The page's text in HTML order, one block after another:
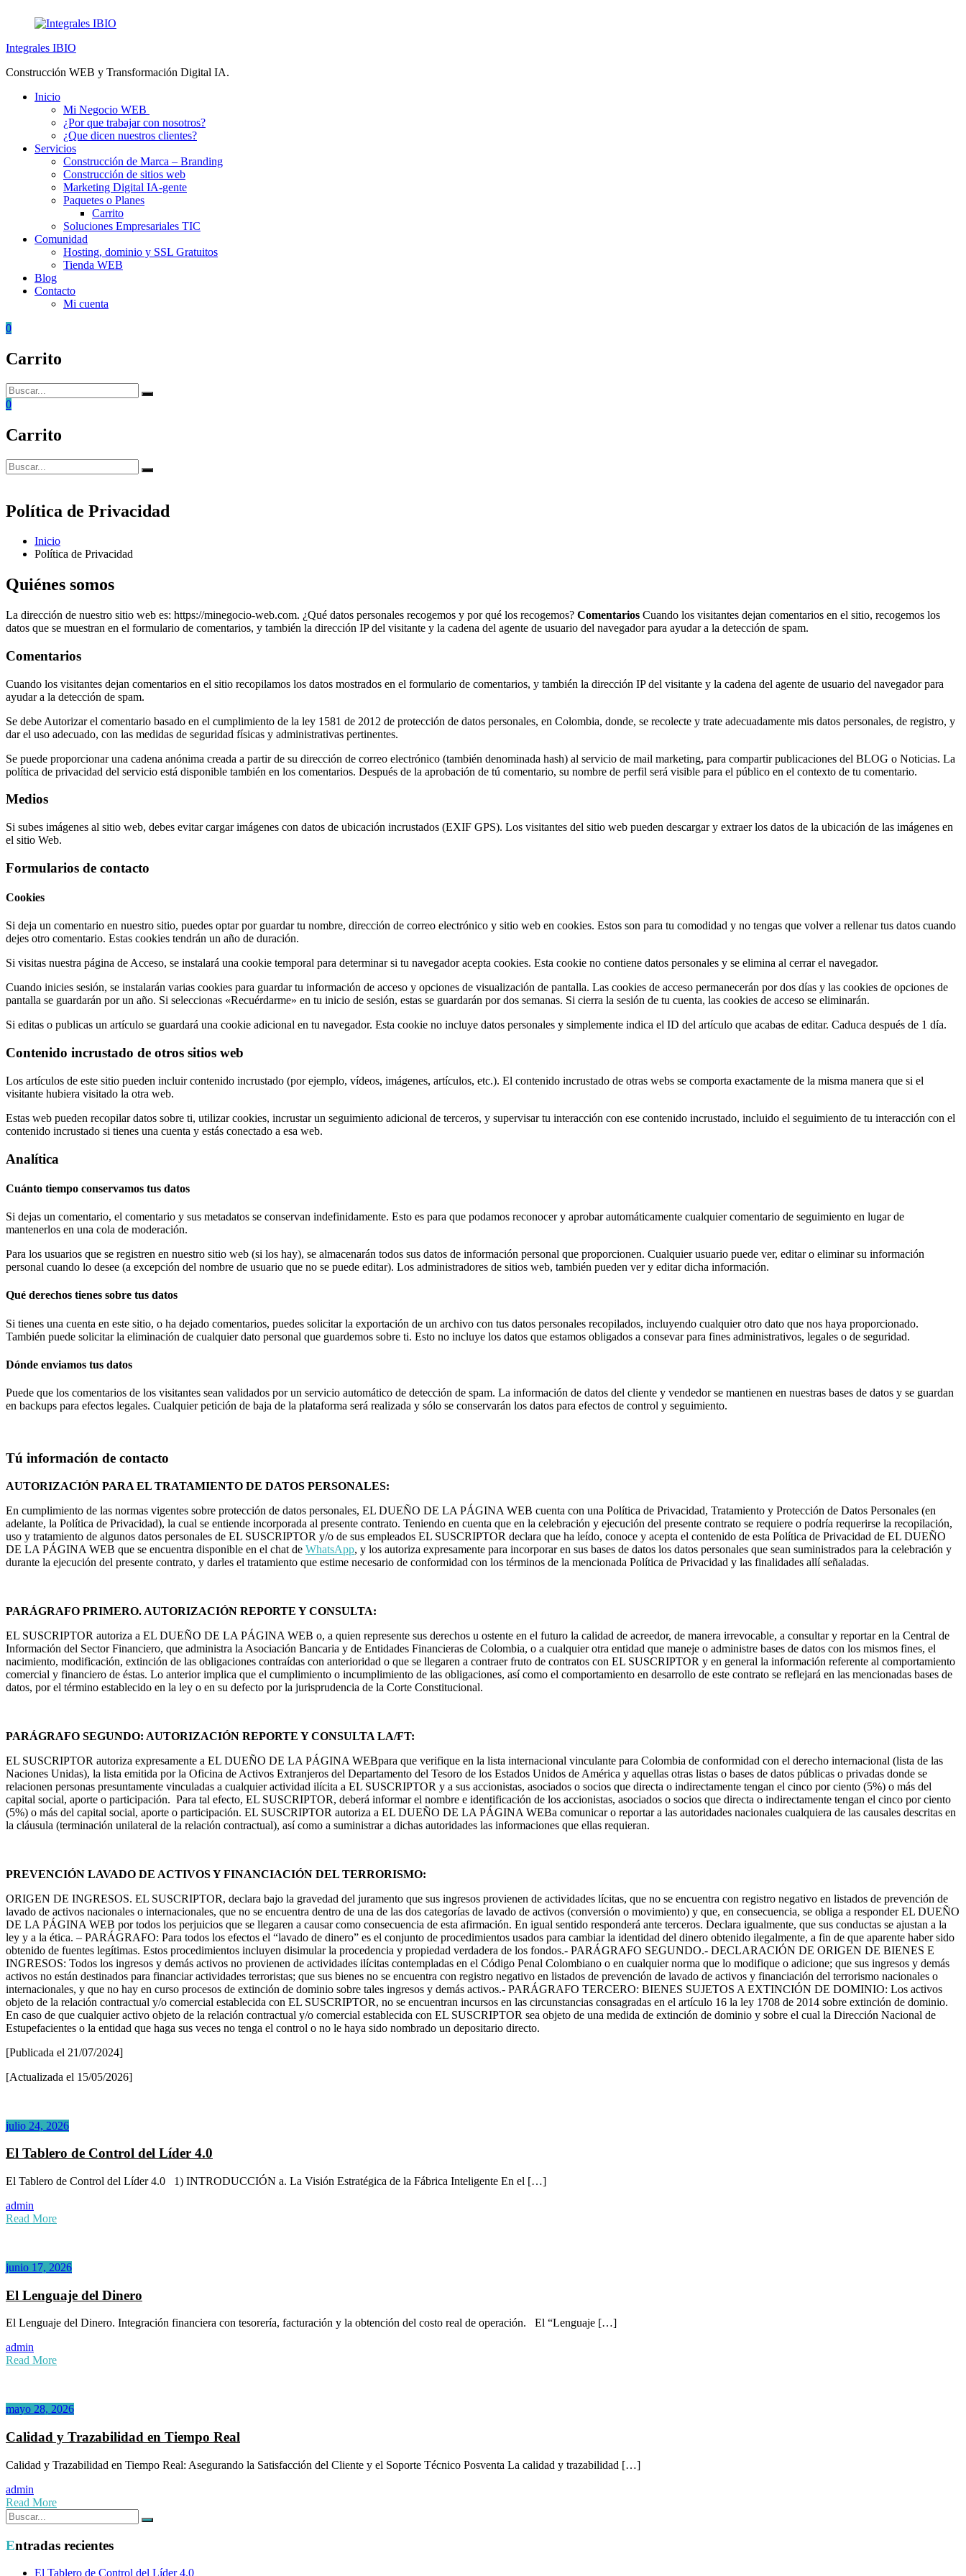
Integrales IBIO
Construcción WEB y Transformación Digital IA.
Inicio
Mi Negocio WEB
¿Por que trabajar con nosotros?
¿Que dicen nuestros clientes?
Servicios
Construcción de Marca – Branding
Construcción de sitios web
Marketing Digital IA-gente
Paquetes o Planes
Carrito
Soluciones Empresariales TIC
Comunidad
Hosting, dominio y SSL Gratuitos
Tienda WEB
Blog
Contacto
Mi cuenta
0
Carrito
Buscar:
Buscar
0
Carrito
Buscar:
Buscar
Política de Privacidad
Inicio
Política de Privacidad
Quiénes somos
La dirección de nuestro sitio web es: https://minegocio-web.com. ¿Qué datos personales recogemos y por qué los recogemos? Comentarios Cuando los visitantes dejan comentarios en el sitio, recogemos los
datos que se muestran en el formulario de comentarios, y también la dirección IP del visitante y la cadena del agente de usuario del navegador para ayudar a la detección de spam.
Comentarios
Cuando los visitantes dejan comentarios en el sitio recopilamos los datos mostrados en el formulario de comentarios, y también la dirección IP del visitante y la cadena del agente de usuario del navegador para
ayudar a la detección de spam.
Se debe Autorizar el comentario basado en el cumplimiento de la ley 1581 de 2012 de protección de datos personales, en Colombia, donde, se recolecte y trate adecuadamente mis datos personales, de registro, y
dar el uso adecuado, con las medidas de seguridad fí­sicas y administrativas pertinentes.
Se puede proporcionar una cadena anónima creada a partir de su dirección de correo electrónico (también denominada hash) al servicio de mail marketing, para compartir publicaciones del BLOG o Noticias. La
política de privacidad del servicio está disponible también en los comentarios. Después de la aprobación de tú comentario, su nombre de perfil será visible para el público en el contexto de tu comentario.
Medios
Si subes imágenes al sitio web, debes evitar cargar imágenes con datos de ubicación incrustados (EXIF GPS). Los visitantes del sitio web pueden descargar y extraer los datos de la ubicación de las imágenes en
el sitio Web.
Formularios de contacto
Cookies
Si deja un comentario en nuestro sitio, puedes optar por guardar tu nombre, dirección de correo electrónico y sitio web en cookies. Estos son para tu comodidad y no tengas que volver a rellenar tus datos cuando
dejes otro comentario. Estas cookies tendrán un año de duración.
Si visitas nuestra página de Acceso, se instalará una cookie temporal para determinar si tu navegador acepta cookies. Esta cookie no contiene datos personales y se elimina al cerrar el navegador.
Cuando inicies sesión, se instalarán varias cookies para guardar tu información de acceso y opciones de visualización de pantalla. Las cookies de acceso permanecerán por dos días y las cookies de opciones de
pantalla se guardarán por un año. Si seleccionas «Recuérdarme» en tu inicio de sesión, estas se guardarán por dos semanas. Si cierra la sesión de tu cuenta, las cookies de acceso se eliminarán.
Si editas o publicas un artículo se guardará una cookie adicional en tu navegador. Esta cookie no incluye datos personales y simplemente indica el ID del artículo que acabas de editar. Caduca después de 1 día.
Contenido incrustado de otros sitios web
Los artículos de este sitio pueden incluir contenido incrustado (por ejemplo, vídeos, imágenes, artículos, etc.). El contenido incrustado de otras webs se comporta exactamente de la misma manera que si el
visitante hubiera visitado la otra web.
Estas web pueden recopilar datos sobre ti, utilizar cookies, incrustar un seguimiento adicional de terceros, y supervisar tu interacción con ese contenido incrustado, incluido el seguimiento de tu interacción con el
contenido incrustado si tienes una cuenta y estás conectado a esa web.
Analítica
Cuánto tiempo conservamos tus datos
Si dejas un comentario, el comentario y sus metadatos se conservan indefinidamente. Esto es para que podamos reconocer y aprobar automáticamente cualquier comentario de seguimiento en lugar de
mantenerlos en una cola de moderación.
Para los usuarios que se registren en nuestro sitio web (si los hay), se almacenarán todos sus datos de información personal que proporcionen. Cualquier usuario puede ver, editar o eliminar su información
personal cuando lo desee (a excepción del nombre de usuario que no se puede editar). Los administradores de sitios web, también pueden ver y editar dicha información.
Qué derechos tienes sobre tus datos
Si tienes una cuenta en este sitio, o ha dejado comentarios, puedes solicitar la exportación de un archivo con tus datos personales recopilados, incluyendo cualquier otro dato que nos haya proporcionado.
También puede solicitar la eliminación de cualquier dato personal que guardemos sobre ti. Esto no incluye los datos que estamos obligados a consevar para fines administrativos, legales o de seguridad.
Dónde enviamos tus datos
Puede que los comentarios de los visitantes sean validados por un servicio automático de detección de spam. La información de datos del cliente y vendedor se mantienen en nuestras bases de datos y se guardan
en backups para efectos legales. Cualquier petición de baja de la plataforma será realizada y sólo se conservarán los datos para efectos de control y seguimiento.
Tú información de contacto
AUTORIZACIÓN PARA EL TRATAMIENTO DE DATOS PERSONALES:
En cumplimiento de las normas vigentes sobre protección de datos personales, EL DUEÑO DE LA PÁGINA WEB cuenta con una Política de Privacidad, Tratamiento y Protección de Datos Personales (en
adelante, la Política de Privacidad), la cual se entiende incorporada al presente contrato. Teniendo en cuenta que en la celebración y ejecución del presente contrato se requiere o podría requerirse la recopilación,
uso y tratamiento de algunos datos personales de EL SUSCRIPTOR y/o de sus empleados EL SUSCRIPTOR declara que ha leído, conoce y acepta el contenido de esta Política de Privacidad de EL DUEÑO
DE LA PÁGINA WEB que se encuentra disponible en el chat de WhatsApp, y los autoriza expresamente para incorporar en sus bases de datos los datos personales que sean suministrados para la celebración y
durante la ejecución del presente contrato, y darles el tratamiento que estime necesario de conformidad con los términos de la mencionada Política de Privacidad y las finalidades allí señaladas.
PARÁGRAFO PRIMERO. AUTORIZACIÓN REPORTE Y CONSULTA:
EL SUSCRIPTOR autoriza a EL DUEÑO DE LA PÁGINA WEB o, a quien represente sus derechos u ostente en el futuro la calidad de acreedor, de manera irrevocable, a consultar y reportar en la Central de
Información del Sector Financiero, que administra la Asociación Bancaria y de Entidades Financieras de Colombia, o a cualquier otra entidad que maneje o administre bases de datos con los mismos fines, el
nacimiento, modificación, extinción de las obligaciones contraídas con anterioridad o que se llegaren a contraer fruto de contratos con EL SUSCRIPTOR y en general la información referente al comportamiento
comercial y financiero de éstas. Lo anterior implica que el cumplimiento o incumplimiento de las obligaciones, así como el comportamiento en desarrollo de este contrato se reflejará en las mencionadas bases de
datos, por el término establecido en la ley o en su defecto por la jurisprudencia de la Corte Constitucional.
PARÁGRAFO SEGUNDO: AUTORIZACIÓN REPORTE Y CONSULTA LA/FT:
EL SUSCRIPTOR autoriza expresamente a EL DUEÑO DE LA PÁGINA WEBpara que verifique en la lista internacional vinculante para Colombia de conformidad con el derecho internacional (lista de las
Naciones Unidas), la lista emitida por la Oficina de Activos Extranjeros del Departamento del Tesoro de los Estados Unidos de América y aquellas otras listas o bases de datos públicas o privadas donde se
relacionen personas presuntamente vinculadas a cualquier actividad ilícita a EL SUSCRIPTOR y a sus accionistas, asociados o socios que directa o indirectamente tengan el cinco por ciento (5%) o más del
capital social, aporte o participación. Para tal efecto, EL SUSCRIPTOR, deberá informar el nombre e identificación de los accionistas, asociados o socios que directa o indirectamente tengan el cinco por ciento
(5%) o más del capital social, aporte o participación. EL SUSCRIPTOR autoriza a EL DUEÑO DE LA PÁGINA WEBa comunicar o reportar a las autoridades nacionales cualquiera de las causales descritas en
la cláusula (terminación unilateral de la relación contractual), así como a suministrar a dichas autoridades las informaciones que ellas requieran.
PREVENCIÓN LAVADO DE ACTIVOS Y FINANCIACIÓN DEL TERRORISMO:
ORIGEN DE INGRESOS. EL SUSCRIPTOR, declara bajo la gravedad del juramento que sus ingresos provienen de actividades lícitas, que no se encuentra con registro negativo en listados de prevención de
lavado de activos nacionales o internacionales, que no se encuentra dentro de una de las dos categorías de lavado de activos (conversión o movimiento) y que, en consecuencia, se obliga a responder EL DUEÑO
DE LA PÁGINA WEB por todos los perjuicios que se llegaren a causar como consecuencia de esta afirmación. En igual sentido responderá ante terceros. Declara igualmente, que sus conductas se ajustan a la
ley y a la ética. – PARÁGRAFO: Para todos los efectos el “lavado de dinero” es el conjunto de procedimientos usados para cambiar la identidad del dinero obtenido ilegalmente, a fin de que aparente haber sido
obtenido de fuentes legítimas. Estos procedimientos incluyen disimular la procedencia y propiedad verdadera de los fondos.- PARÁGRAFO SEGUNDO.- DECLARACIÓN DE ORIGEN DE BIENES E
INGRESOS: Todos los ingresos y demás activos no provienen de actividades ilícitas contempladas en el Código Penal Colombiano o en cualquier norma que lo modifique o adicione; que sus ingresos y demás
activos no están destinados para financiar actividades terroristas; que sus bienes no se encuentra con registro negativo en listados de prevención de lavado de activos y financiación del terrorismo nacionales o
internacionales, y que no hay en curso procesos de extinción de dominio sobre tales ingresos y demás activos.- PARÁGRAFO TERCERO: BIENES SUJETOS A EXTINCIÓN DE DOMINIO: Los activos
objeto de la relación contractual y/o comercial establecida con EL SUSCRIPTOR, no se encuentran incursos en las circunstancias consagradas en el artículo 16 la ley 1708 de 2014 sobre extinción de dominio.
En caso de que cualquier activo objeto de la relación contractual y/o comercial establecida con EL SUSCRIPTOR sea objeto de una medida de extinción de dominio y sobre el cual la Dirección Nacional de
Estupefacientes o la entidad que haga sus veces no tenga el control o no le haya sido nombrado un depositario directo.
[Publicada el 21/07/2024]
[Actualizada el 15/05/2026]
julio 24, 2026
El Tablero de Control del Líder 4.0
El Tablero de Control del Líder 4.0 1) INTRODUCCIÓN a. La Visión Estratégica de la Fábrica Inteligente En el […]
admin
Read More
junio 17, 2026
El Lenguaje del Dinero
El Lenguaje del Dinero. Integración financiera con tesorería, facturación y la obtención del costo real de operación. El “Lenguaje […]
admin
Read More
mayo 28, 2026
Calidad y Trazabilidad en Tiempo Real
Calidad y Trazabilidad en Tiempo Real: Asegurando la Satisfacción del Cliente y el Soporte Técnico Posventa La calidad y trazabilidad […]
admin
Read More
Buscar:
Buscar
Entradas recientes
El Tablero de Control del Líder 4.0